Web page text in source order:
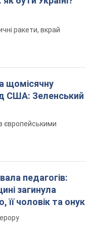
педагогів:
загинула
її чоловік та онук